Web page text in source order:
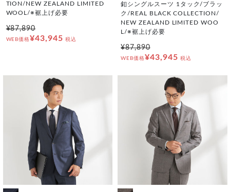
TION/NEW ZEALAND LIMITED
WOOL/※裾上げ必要
¥87,890
WEB価格¥43,945 税込
釦シングルスーツ 1タック/ブラッ
ク/REAL BLACK COLLECTION/
NEW ZEALAND LIMITED WOO
L/※裾上げ必要
¥87,890
WEB価格¥43,945 税込